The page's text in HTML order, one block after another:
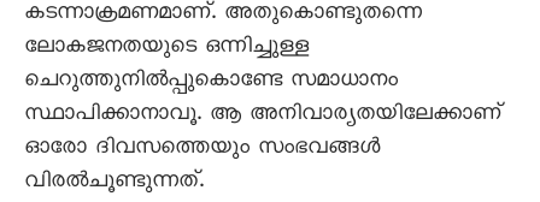
കടന്നാക്രമണമാണ്. അതുകൊണ്ടുതന്നെ
ലോകജനതയുടെ ഒന്നിച്ചുള്ള
ചെറുത്തുനിൽപ്പുകൊണ്ടേ സമാധാനം
സ്ഥാപിക്കാനാവൂ. ആ അനിവാര്യതയിലേക്കാണ്
ഓരോ ദിവസത്തെയും സംഭവങ്ങൾ
വിരൽചൂണ്ടുന്നത്.